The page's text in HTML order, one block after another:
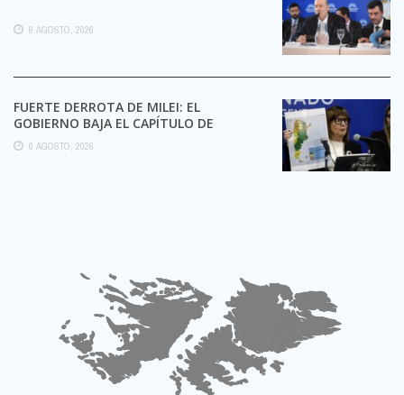
6 AGOSTO, 2026
FUERTE DERROTA DE MILEI: EL
GOBIERNO BAJA EL CAPÍTULO DE
EXTRANJERIZACIÓN DE TIERRAS
6 AGOSTO, 2026